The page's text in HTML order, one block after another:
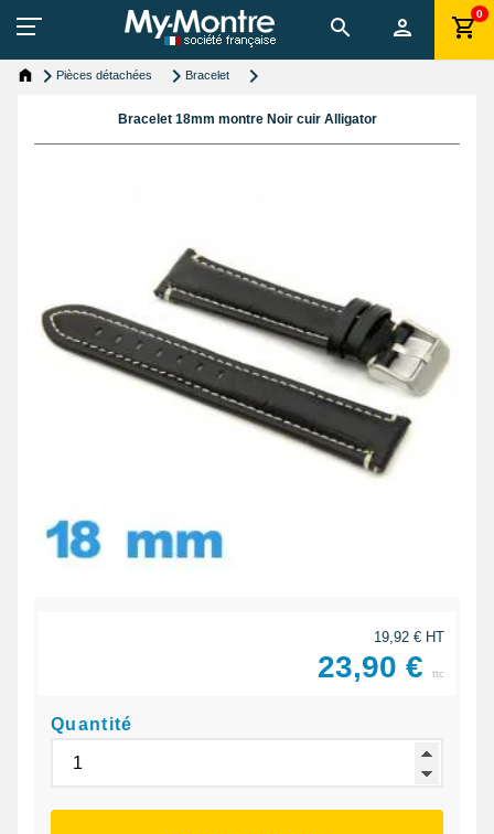
0
Pièces détachées Bracelet
Bracelet 18mm montre Noir cuir Alligator
19,92 € HT
23,90 € ttc
Quantité